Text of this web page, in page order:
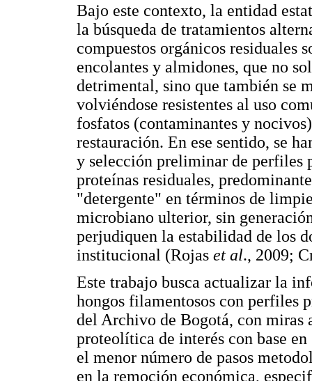
Bajo este contexto, la entidad
la búsqueda de tratamientos
compuestos orgánicos residuales
encolantes y almidones, que no
detrimental, sino que también se
volviéndose resistentes al uso
fosfatos (contaminantes y
restauración. En ese sentido, se
y selección preliminar de perfiles
proteínas residuales,
"detergente" en términos de
microbiano ulterior, sin
perjudiquen la estabilidad de los
institucional (Rojas et al., 2009;
Este trabajo busca actualizar la
hongos filamentosos con perfiles
del Archivo de Bogotá, con miras
proteolítica de interés con base
el menor número de pasos
en la remoción económica,